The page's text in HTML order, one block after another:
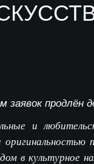
заявок продлён
и
в культурное